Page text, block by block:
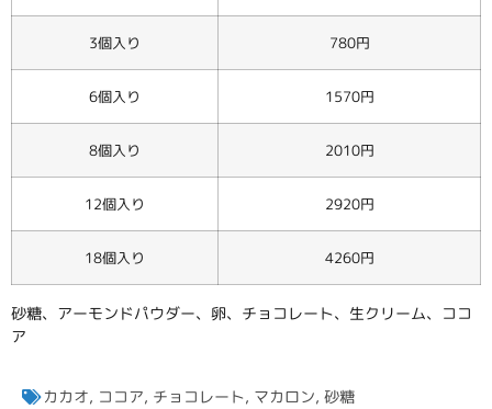
3個入り 780円
6個入り 1570円
8個入り 2010円
12個入り 2920円
18個入り 4260円
砂糖、アーモンドパウダー、卵、チョコレート、生クリーム、ココ
ア
カカオ, ココア, チョコレート, マカロン, 砂糖